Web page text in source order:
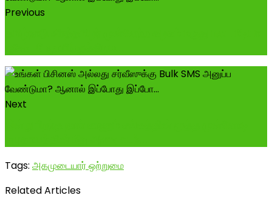
Previous
Next
Tags: அகமுடையார் ஒற்றுமை
Related Articles